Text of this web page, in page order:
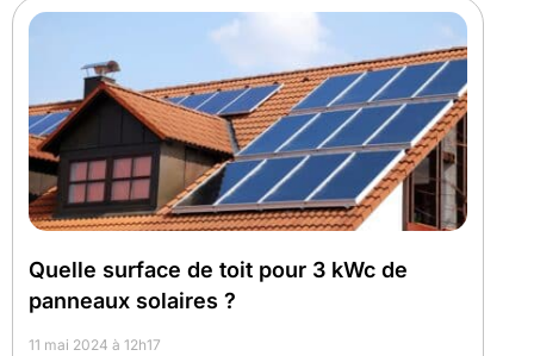
Quelle surface de toit pour 3 kWc de
panneaux solaires ?
11 mai 2024 à 12h17